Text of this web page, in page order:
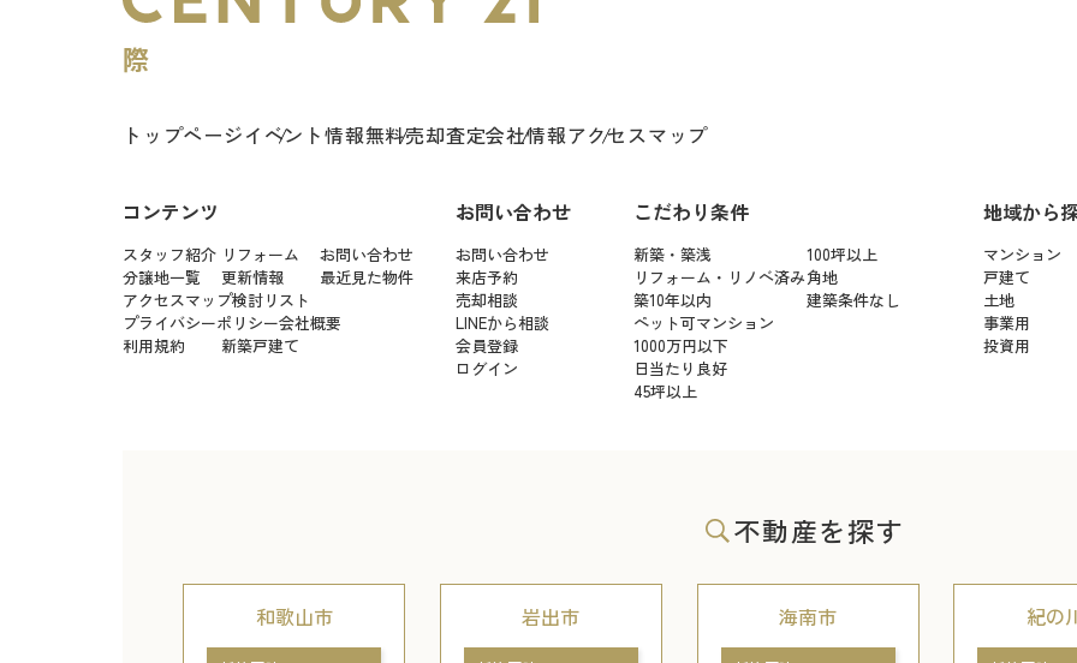
トップページイベント情報無料売却査定会社情報アクセスマップ
コンテンツ
スタッフ紹介 リフォーム
お問い合わせ
分譲地一覧
更新情報
最近見た物件
アクセスマップ検討リスト
プライバシーポリシー会社概要
利用規約
新築戸建て
お問い合わせ
お問い合わせ
来店予約
売却相談
LINEから相談
会員登録
ログイン
こだわり条件
新築・築浅
100坪以上
リフォーム・リノベ済み角地
築10年以内
建築条件なし
ペット可マンション
1000万円以下
日当たり良好
45坪以上
地域から
マンション
戸建て
土地
事業用
投資用
不動産を探す
和歌山市 岩出市 海南市 紀の